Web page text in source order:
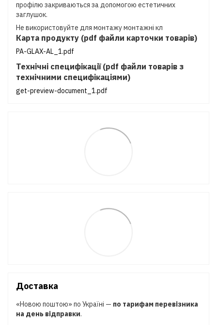
профілю закриваються за допомогою естетичних
заглушок.
Не використовуйте для монтажу монтажні кл
Карта продукту (pdf файли карточки товарів)
PA-GLAX-AL_1.pdf
Технічні специфікації (pdf файли товарів з
технічними специфікаціями)
get-preview-document_1.pdf
Доставка
«Новою поштою» по Україні — по тарифам перевізника
на день відправки.